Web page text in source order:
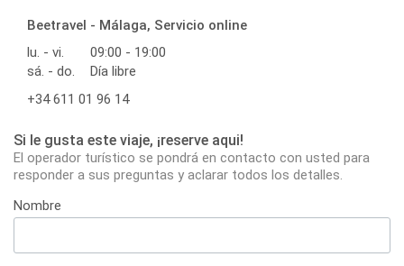
Beetravel - Málaga, Servicio online
lu. - vi.
09:00 - 19:00
sá. - do.
Día libre
+34 611 01 96 14
Si le gusta este viaje, ¡reserve aqui!
El operador turístico se pondrá en contacto con usted para
responder a sus preguntas y aclarar todos los detalles.
Nombre